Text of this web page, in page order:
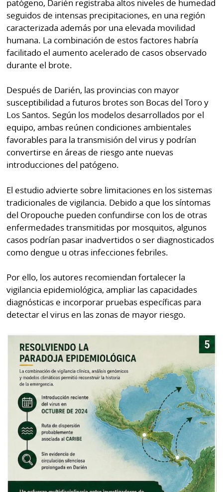
patógeno, Darién registraba altos niveles de humedad
seguidos de intensas precipitaciones, en una región
caracterizada además por una elevada movilidad
humana. La combinación de estos factores habría
facilitado el aumento acelerado de casos observado
durante el brote.
Después de Darién, las provincias con mayor
susceptibilidad a futuros brotes son Bocas del Toro y
Los Santos. Según los modelos desarrollados por el
equipo, ambas reúnen condiciones ambientales
favorables para la transmisión del virus y podrían
convertirse en áreas de riesgo ante nuevas
introducciones del patógeno.
El estudio advierte sobre limitaciones en los sistemas
tradicionales de vigilancia. Debido a que los síntomas
del Oropouche pueden confundirse con los de otras
enfermedades transmitidas por mosquitos, algunos
casos podrían pasar inadvertidos o ser diagnosticados
como dengue u otras infecciones febriles.
Por ello, los autores recomiendan fortalecer la
vigilancia epidemiológica, ampliar las capacidades
diagnósticas e incorporar pruebas específicas para
detectar el virus en las zonas de mayor riesgo.